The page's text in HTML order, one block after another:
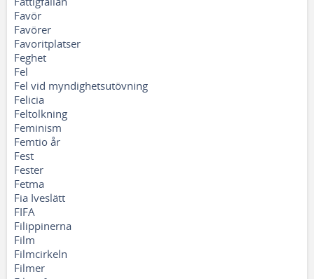
Favör
Favörer
Favoritplatser
Feghet
Fel
Fel vid myndighetsutövning
Felicia
Feltolkning
Feminism
Femtio år
Fest
Fester
Fetma
Fia Iveslätt
FIFA
Filippinerna
Film
Filmcirkeln
Filmer